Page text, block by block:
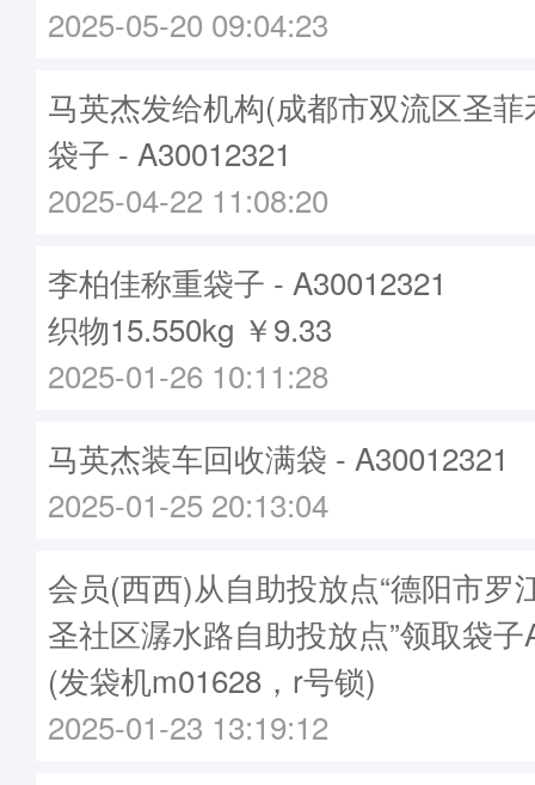
2025-05-20 09:04:23
马英杰发给机构(成都市双流区圣
袋子 - A30012321
2025-04-22 11:08:20
李柏佳称重袋子 - A30012321
织物15.550kg ￥9.33
2025-01-26 10:11:28
马英杰装车回收满袋 - A30012321
2025-01-25 20:13:04
会员(西西)从自助投放点“德阳市罗
圣社区潺水路自助投放点”领取袋子
(发袋机m01628，r号锁)
2025-01-23 13:19:12